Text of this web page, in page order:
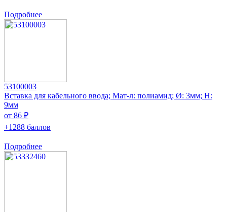
Подробнее
53100003
Вставка для кабельного ввода; Мат-л: полиамид; Ø: 3мм; H:
9мм
от 86 ₽
+1288 баллов
Подробнее